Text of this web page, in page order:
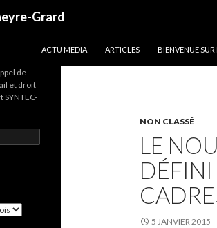
Grard
ACTU MEDIA
ARTICLES BIENVENUE
NON CLASSÉ
LE
DÉFINI
5 JANVIER 2015
de
et droit
SYNTEC-